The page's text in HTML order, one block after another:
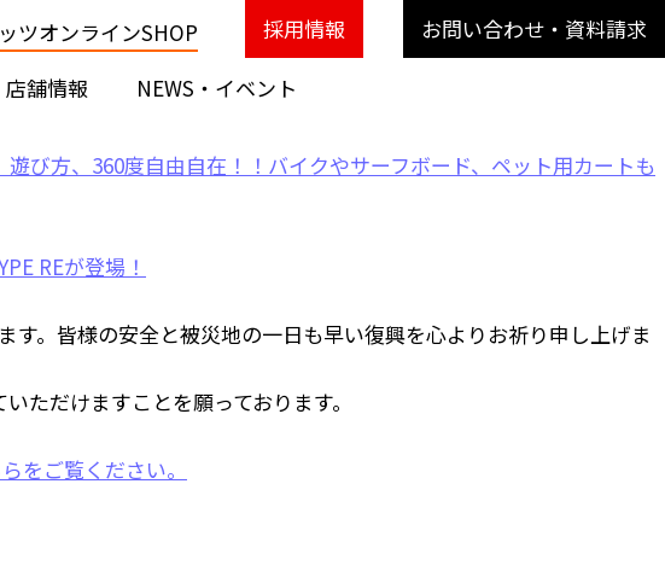
お問い合わせ・資料請求
店舗情報 NEWS・イベント
ツオンラインSHOP 採用情報
。皆様の安全と被災地の一日も早い復興を心よりお祈り申し上げま
ただけますことを願っております。
をご覧ください。